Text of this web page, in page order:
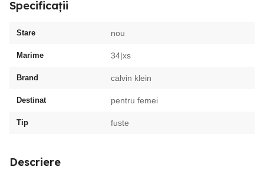
Specificații
Stare nou
Marime 34|xs
Brand calvin klein
Destinat pentru femei
Tip fuste
Descriere